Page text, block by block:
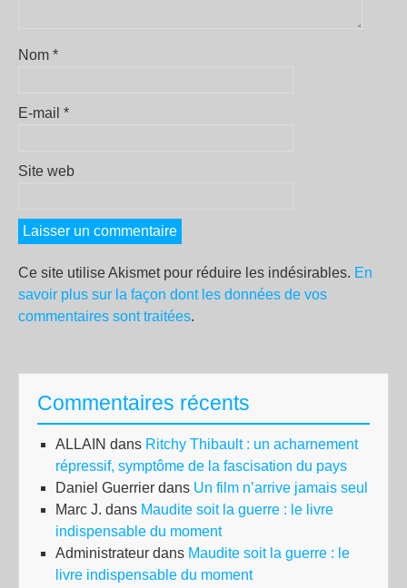
Nom *
E-mail *
Site web
Ce site utilise Akismet pour réduire les indésirables. En
savoir plus sur la façon dont les données de vos
commentaires sont traitées.
Commentaires récents
ALLAIN dans Ritchy Thibault : un acharnement
répressif, symptôme de la fascisation du pays
Daniel Guerrier dans Un film n’arrive jamais seul
Marc J. dans Maudite soit la guerre : le livre
indispensable du moment
Administrateur dans Maudite soit la guerre : le
livre indispensable du moment